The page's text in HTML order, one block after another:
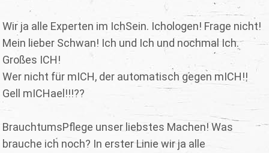
Wir ja alle Experten im IchSein. Ichologen! Frage nicht!
Mein lieber Schwan! Ich und Ich und nochmal Ich.
Großes ICH!
Wer nicht für mICH, der automatisch gegen mICH!!
Gell mICHael!!!??
BrauchtumsPflege unser liebstes Machen! Was
brauche ich noch? In erster Linie wir ja alle